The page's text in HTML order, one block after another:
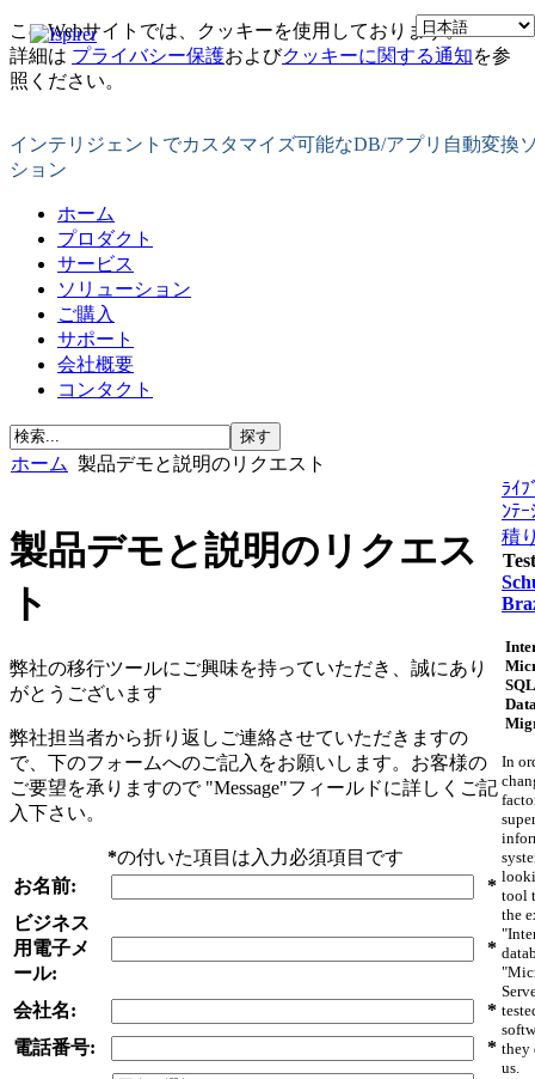
このWebサイトでは、クッキーを使用しております。
詳細は プライバシー保護およびクッキーに関する通知を参
照ください。
インテリジェントでカスタマイズ可能なDB/アプリ自動変換
ション
ホーム
プロダクト
サービス
ソリューション
ご購入
サポート
会社概要
コンタクト
ホーム 製品デモと説明のリクエスト
製品デモと説明のリクエス
ト
弊社の移行ツールにご興味を持っていただき、誠にあり
がとうございます
弊社担当者から折り返しご連絡させていただきますの
で、下のフォームへのご記入をお願いします。お客様の
ご要望を承りますので "Message"フィールドに詳しくご記
入下さい。
*の付いた項目は入力必須項目です
お名前:
*
ビジネス
用電子メ
ール:
*
会社名:
*
電話番号:
*
ﾗｲﾌ
ﾝﾃｰ
積
In
tool
the
they
us.